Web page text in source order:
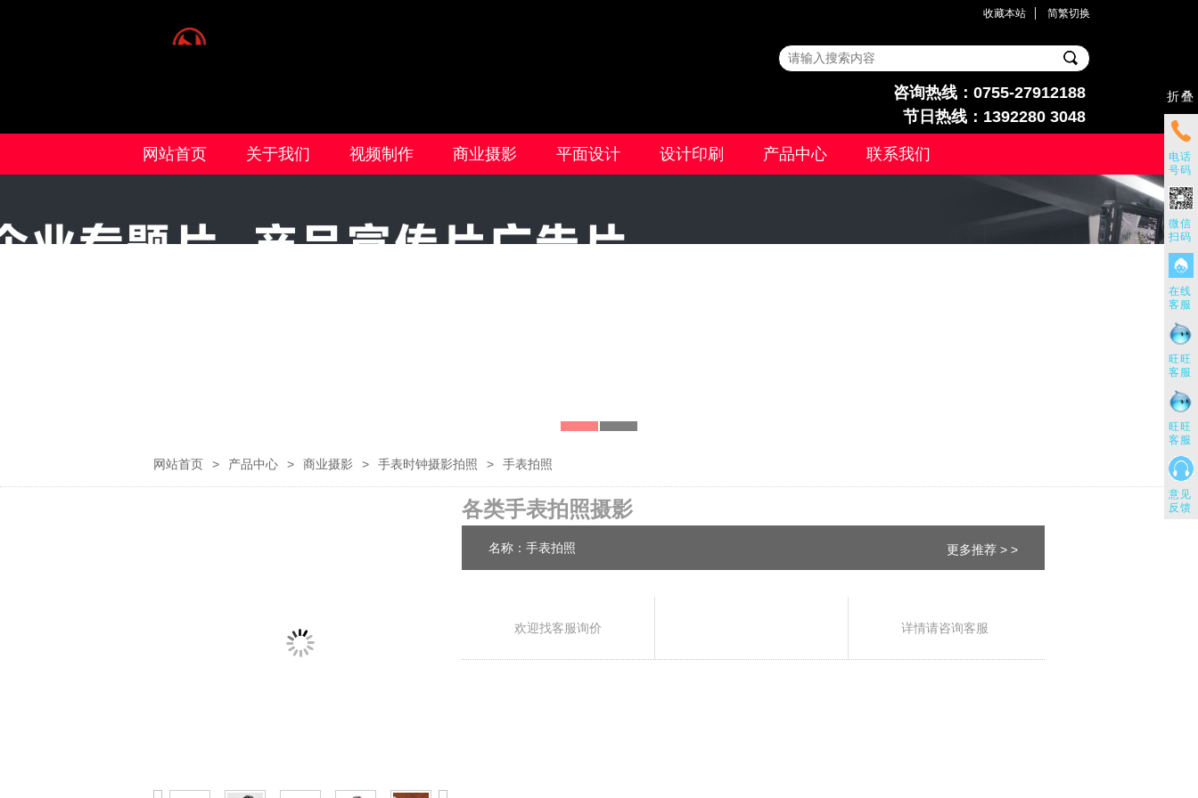
折叠
电话
号码
微信
扫码
在线
客服
旺旺
客服
旺旺
客服
意见
反馈
咨询热线 ：0755-27912188
节日 热线：1392280 3048
收藏本站 简繁切换
网站首页 关于我们 视频制作 商业摄影 平面设计 设计印刷 产品中心 联系我们
网站首页 > 产品中心 > 商业摄影 > 手表时钟摄影拍照 > 手表拍照
各类手表拍照摄影
名称：手表拍照 更多推荐 > >
欢迎找客服询价 详情请咨询客服